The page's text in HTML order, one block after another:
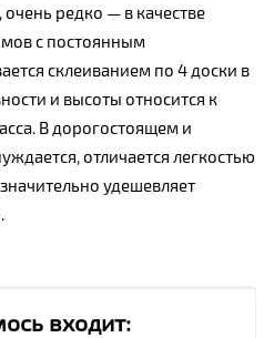
редко — в качестве
с постоянным
склеиванием по 4 доски в
и высоты относится к
В дорогостоящем и
отличается легкостью
удешевляет
входит: